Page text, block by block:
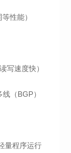
性能）
写速度快）
（BGP）
量程序运行